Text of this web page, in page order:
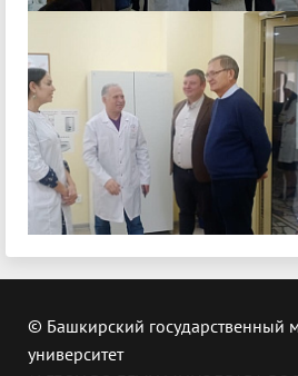
© Башкирский государственный
университет